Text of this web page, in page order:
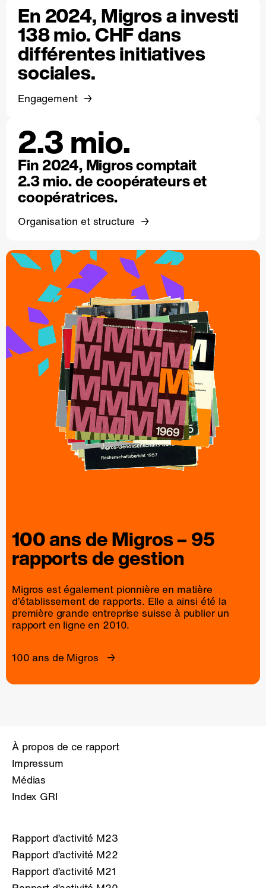
En 2024, Migros a investi
138 mio. CHF dans
différentes initiatives
sociales.
Engagement
2.3 mio.
Fin 2024, Migros comptait
2.3 mio. de coopérateurs et
coopératrices.
Organisation et structure
100 ans deMigros– 95
rapportsdegestion
Migros est également pionnière en matière
d’établissement de rapports. Elle a ainsi été la
première grande entreprise suisse à publier un
rapport en ligne en 2010.
100 ans de Migros
À propos de ce rapport
Impressum
Médias
Index GRI
Rapport d’activité M23
Rapport d’activité M22
Rapport d’activité M21